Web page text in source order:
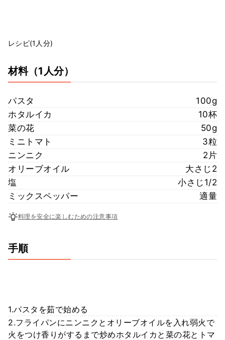
レシピ(1人分)
材料（1人分）
パスタ
100g
ホタルイカ
10杯
菜の花
50g
ミニトマト
3粒
ニンニク
2片
オリーブオイル
大さじ2
塩
小さじ1/2
ミックスペッパー
適量
料理を安全に楽しむための注意事項
手順
1.パスタを茹で始める
2.フライパンにニンニクとオリーブオイルを入れ弱火で
火をつけ香りがするまで炒めホタルイカと菜の花とトマ